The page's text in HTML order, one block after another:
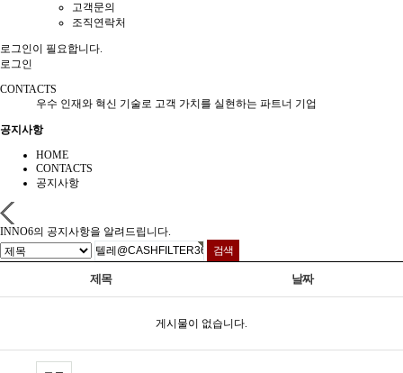
고객문의
조직연락처
로그인이 필요합니다.
로그인
CONTACTS
우수 인재와 혁신 기술로 고객 가치를 실현하는 파트너 기업
공지사항
HOME
CONTACTS
공지사항
INNO6의 공지사항을 알려드립니다.
제목 날짜
게시물이 없습니다.